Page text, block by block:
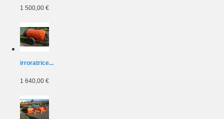
1 500,00 €
irroratrice...
1 640,00 €